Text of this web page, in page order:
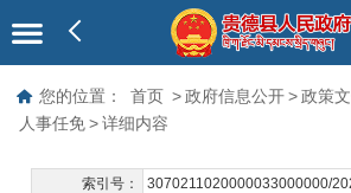
您的位置： 首页 > 政府信息公开 > 政策
人事任免 > 详细内容
索引号：
3070211020000033000000/